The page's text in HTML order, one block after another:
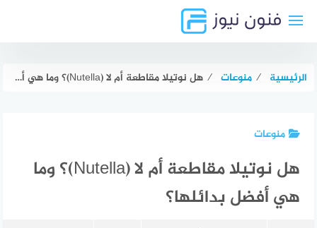
الرئيسية ⁄ منوعات ⁄ هل نوتيلا مقاطعة أم لا (Nutella)؟ وما هي أفضل بدائلها؟
منوعات
هل نوتيلا مقاطعة أم لا (Nutella)؟ وما
هي أفضل بدائلها؟